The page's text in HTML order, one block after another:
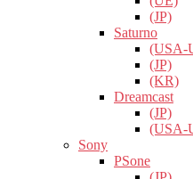
(JP)
Saturno
(USA-
(JP)
(KR)
Dreamcast
(JP)
(USA-
Sony
PSone